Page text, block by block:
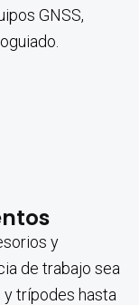
GNSS,
y
de trabajo sea
trípodes hasta